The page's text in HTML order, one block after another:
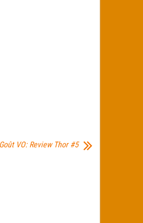
VO: Review Thor #5